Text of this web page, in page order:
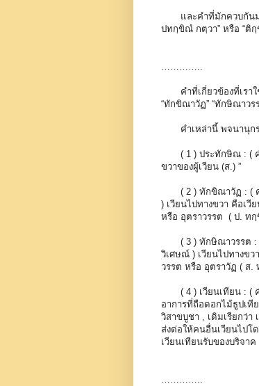
และคำที่มักควบกันมา
ปทกฺขิณํ กตฺวา” หรือ “ติ
คำที่เกี่ยวข้องที่เราใช้
“ทักขิณาวัฏ” “ทักษิณาวรร
คำเหล่านี้ พจนานุกร
( 1 ) ประทักษิณ : ( คำ
ขวาของผู้เวียน (ส.) ”
( 2 ) ทักขิณาวัฏ : ( คำ
) เวียนไปทางขวา คือเวี
หรือ อุตราวรรต ( ป. ท
( 3 ) ทักษิณาวรรต : (
วิเศษณ์ ) เวียนไปทางข
วรรต หรือ อุตราวัฏ ( ส
( 4 ) เวียนเทียน : ( ค
อาการที่ถือดอกไม้ธูปเที
วิสาขบูชา , เดิมเรียกว่
ส่งต่อให้คนอื่นเวียนไปโ
เวียนเทียนรับของบริจาค